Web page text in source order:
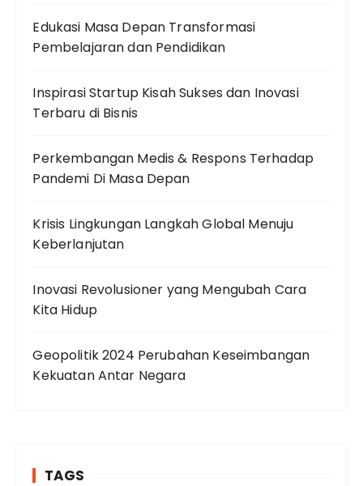
Edukasi Masa Depan Transformasi
Pembelajaran dan Pendidikan
Inspirasi Startup Kisah Sukses dan Inovasi
Terbaru di Bisnis
Perkembangan Medis & Respons Terhadap
Pandemi Di Masa Depan
Krisis Lingkungan Langkah Global Menuju
Keberlanjutan
Inovasi Revolusioner yang Mengubah Cara
Kita Hidup
Geopolitik 2024 Perubahan Keseimbangan
Kekuatan Antar Negara
TAGS